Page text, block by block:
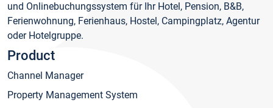
und Onlinebuchungssystem für Ihr Hotel, Pension, B&B,
Ferienwohnung, Ferienhaus, Hostel, Campingplatz, Agentur
oder Hotelgruppe.
Product
Channel Manager
Property Management System